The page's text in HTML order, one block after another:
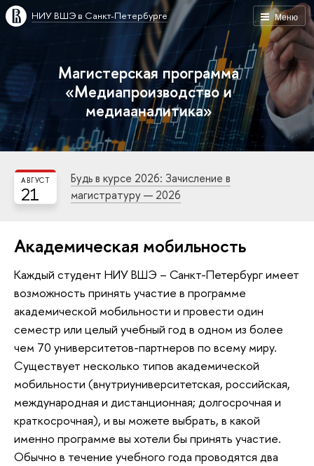
Меню
НИУ ВШЭ в Санкт-Петербурге
Магистерская программа
«Медиапроизводство и
медиааналитика»
21
АВГУСТ
Будь в курсе 2026: Зачисление в
магистратуру — 2026
Академическая мобильность
Каждый студент НИУ ВШЭ – Санкт-Петербург имеет
возможность принять участие в программе
академической мобильности и провести один
семестр или целый учебный год в одном из более
чем 70 университетов-партнеров по всему миру.
Существует несколько типов академической
мобильности (внутриуниверситетская, российская,
международная и дистанционная; долгосрочная и
краткосрочная), и вы можете выбрать, в какой
именно программе вы хотели бы принять участие.
Обычно в течение учебного года проводятся два